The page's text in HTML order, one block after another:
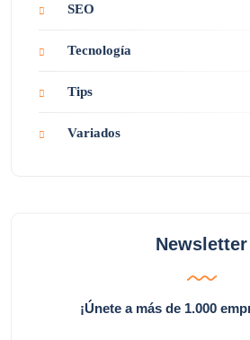
SEO
Tecnología
Tips
Variados
Newsletter
¡Únete a más de 1.000